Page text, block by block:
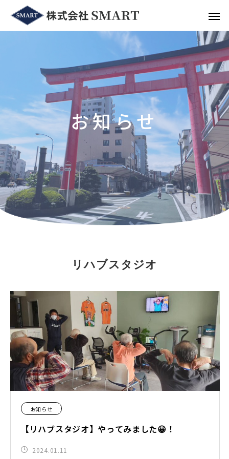
お知らせ
リハブスタジオ
お知らせ
【リハブスタジオ】やってみました😀！
2024.01.11